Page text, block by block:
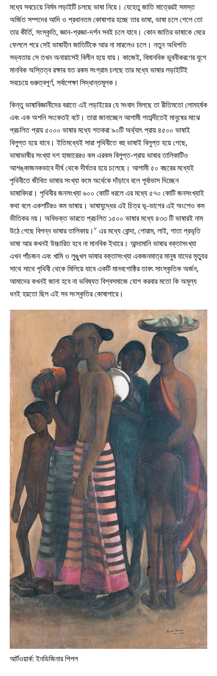
মধ্যে সবচেয়ে নির্মম লড়াইটি চলছে ভাষা নিয়ে। যেহেতু জাতি মাত্রেরই সমস্ত
অর্জিত সম্পদের আদি ও প্রধানতম কোষাগার হচ্ছে তার ভাষা, ভাষা চলে গেলে তো
তার কীর্তি, সংস্কৃতি, জ্ঞান-প্রজ্ঞা-দর্শন সবই চলে যাবে। কোন জাতির ভাষাকে মেরে
ফেললে পরে সেই ভাষাহীন জাতিটিকে আর না মারলেও চলে। নতুন অধিপতি
সভ্যতায় সে তখন অনায়াসেই বিলীন হয়ে যায়। কাজেই, বিমানবিক ভুবনীকরণের যুগে
মানবিক অস্তিত্ব রক্ষার যত রকম সংগ্রাম চলছে তার মধ্যে ভাষার লড়াইটিই
সবচেয়ে গুরুত্বপূর্ণ, সর্বাপেক্ষা সিদ্ধান্তমূলক।
কিন্তু ভাষাবিজ্ঞানীদের বরাতে এই লড়াইয়ের যে সংবাদ মিলছে তা রীতিমতো লোমহর্ষক
এবং এক অশনি সংকেতই বটে। তারা জানাচ্ছেন আগামী শতাব্দীতেই মানুষের মাঝে
প্রচলিত প্রায় ৫০০০ ভাষার মধ্যে শতকরা ৯০টি অর্থ্যাৎ প্রায় ৪৫০০ ভাষাই
বিলুপ্ত হয়ে যাবে। ইতিমধ্যেই সারা পৃথিবীতে বহু ভাষাই বিলুপ্ত হয়ে গেছে,
ভাষাভাষীর সংখ্যা দশ হাজারেরও কম এরকম বিলুপ্ত-প্রায় ভাষার তালিকাটিও
আশঙ্কাজনকভাবে দীর্ঘ থেকে দীর্ঘতর হয়ে চলেছে। আগামী ৫০ বছরের মধ্যেই
পৃথিবীতে জীবিত ভাষার সংখ্যা কমে অর্ধেকে দাঁড়াবে বলে পূর্বাভাস দিচ্ছেন
ভাষাবিদরা। পৃথিবীর জনসংখ্যা ৬০০ কোটি ধরলে এর মধ্যে ৫৭০ কোটি জনসংখ্যাই
কথা বলে একশটিরও কম ভাষায়। ভাষাযুদ্ধের এই চিত্র ভূ-ভাগের এই অংশেও কম
ভীতিকর নয়। অবিভক্ত ভারতে প্রচলিত ১৫০০ ভাষার মধ্যে ৪৩৩ টি ভাষারই নাম
উঠে গেছে বিপন্ন ভাষার তালিকায়। ৮ এর মধ্যে বোন্দা, গোরাম, লাই, গাতা প্রভৃতি
ভাষা আর কখনই উচ্চারিত হবে না মানবিক ইথারে। আন্দামানি ভাষার বক্তাসংখ্যা
এখন পাঁচজন এবং খামি ও লুঙ্খুল ভাষার বক্তাসংখ্যা একজনমাত্র মানুষ যাদের মৃত্যুর
সাথে সাথে পৃথিবী থেকে মিলিয়ে যাবে একটি মানবগোষ্ঠির তাবৎ সাংস্কৃতিক অর্জন,
আমাদের কখনই জানা হবে না ভবিষ্যত বিশ্বসমাজে যোগ করবার মতো কি অমূল্য
ধনই হয়তো ছিল এই সব সংস্কৃতির কোষাগারে।
আর্টওয়ার্ক: ইনডিজিনার পিপল